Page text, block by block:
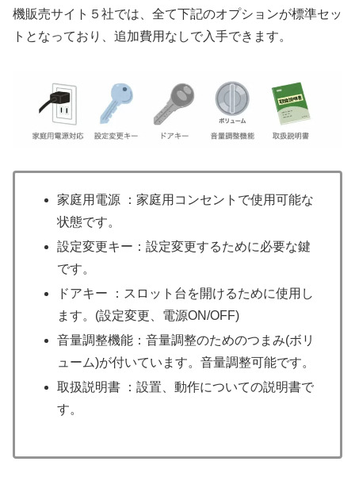
機販売サイト５社では、全て下記のオプションが標準セッ
トとなっており、追加費用なしで入手できます。
家庭用電源 ：家庭用コンセントで使用可能な
状態です。
設定変更キー：設定変更するために必要な鍵
です。
ドアキー ：スロット台を開けるために使用し
ます。(設定変更、電源ON/OFF)
音量調整機能：音量調整のためのつまみ(ボリ
ューム)が付いています。音量調整可能です。
取扱説明書 ：設置、動作についての説明書で
す。